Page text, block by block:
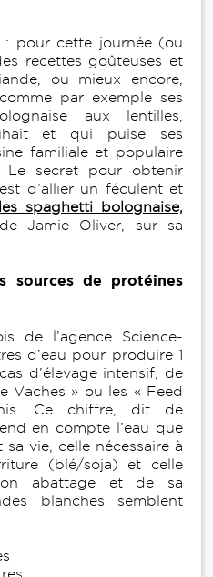
pour cette journée (ou
recettes goûteuses et
ou mieux encore,
par exemple ses
aux lentilles,
et qui puise ses
familiale et populaire
Le secret pour obtenir
d’allier un féculent et
spaghetti bolognaise,
Jamie Oliver, sur sa
sources de protéines
de l’agence Science-
d’eau pour produire 1
d’élevage intensif, de
Vaches » ou les « Feed
Ce chiffre, dit de
en compte l’eau que
vie, celle nécessaire à
(blé/soja) et celle
abattage et de sa
blanches semblent